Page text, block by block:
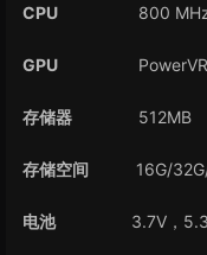
CPU 800 MHz
GPU PowerVR
存储器 512MB
存储空间 16G/32G/
电池3.7V，5.3Wh